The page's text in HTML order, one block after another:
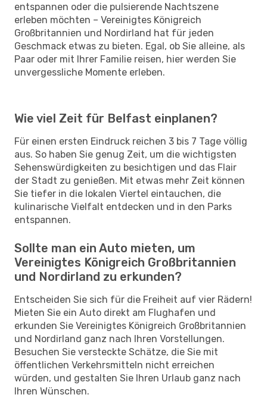
entspannen oder die pulsierende Nachtszene
erleben möchten – Vereinigtes Königreich
Großbritannien und Nordirland hat für jeden
Geschmack etwas zu bieten. Egal, ob Sie alleine, als
Paar oder mit Ihrer Familie reisen, hier werden Sie
unvergessliche Momente erleben.
Wie viel Zeit für Belfast einplanen?
Für einen ersten Eindruck reichen 3 bis 7 Tage völlig
aus. So haben Sie genug Zeit, um die wichtigsten
Sehenswürdigkeiten zu besichtigen und das Flair
der Stadt zu genießen. Mit etwas mehr Zeit können
Sie tiefer in die lokalen Viertel eintauchen, die
kulinarische Vielfalt entdecken und in den Parks
entspannen.
Sollte man ein Auto mieten, um
Vereinigtes Königreich Großbritannien
und Nordirland zu erkunden?
Entscheiden Sie sich für die Freiheit auf vier Rädern!
Mieten Sie ein Auto direkt am Flughafen und
erkunden Sie Vereinigtes Königreich Großbritannien
und Nordirland ganz nach Ihren Vorstellungen.
Besuchen Sie versteckte Schätze, die Sie mit
öffentlichen Verkehrsmitteln nicht erreichen
würden, und gestalten Sie Ihren Urlaub ganz nach
Ihren Wünschen.